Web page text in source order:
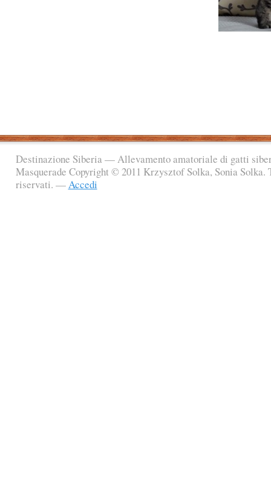
Destinazione Siberia — Allevamento amatoriale di gatti
Masquerade Copyright © 2011 Krzysztof Solka, Sonia
riservati. —Accedi